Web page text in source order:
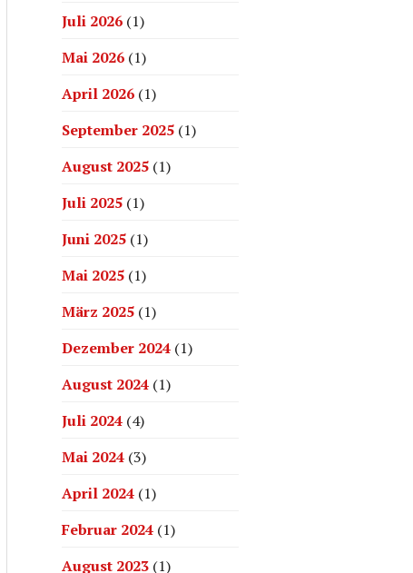
Juli 2026 (1)
Mai 2026 (1)
April 2026 (1)
September 2025 (1)
August 2025 (1)
Juli 2025 (1)
Juni 2025 (1)
Mai 2025 (1)
März 2025 (1)
Dezember 2024 (1)
August 2024 (1)
Juli 2024 (4)
Mai 2024 (3)
April 2024 (1)
Februar 2024 (1)
August 2023 (1)